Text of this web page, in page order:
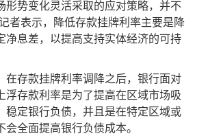
形势变化灵活采取的应对策略，并不
者表示，降低存款挂牌利率主要是降
净息差，以提高支持实体经济的可持
存款挂牌利率调降之后，银行面对
浮存款利率是为了提高在区域市场吸
稳定银行负债，并且是在特定区域或
全面提高银行负债成本。